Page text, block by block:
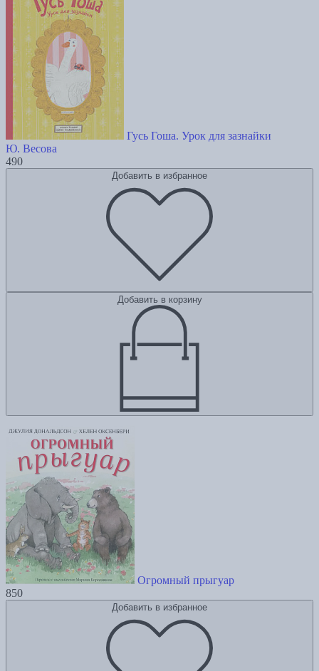
Гусь Гоша. Урок для зазнайки
Ю. Весова
490
Добавить в избранное
Добавить в корзину
Огромный прыгуар
850
Добавить в избранное